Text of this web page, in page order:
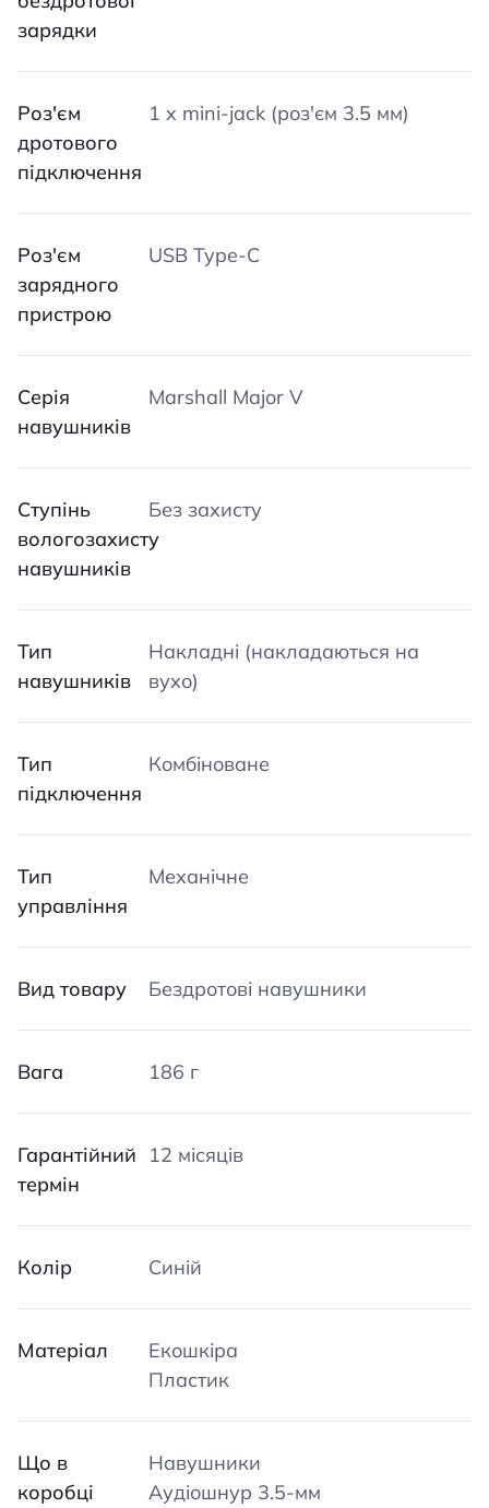
зарядки
Роз'єм
дротового
підключення
1 x mini-jack (роз'єм 3.5 мм)
Роз'єм
зарядного
пристрою
USB Type-C
Серія
навушників
Marshall Major V
Ступінь
вологозахисту
навушників
Без захисту
Тип
навушників
Накладні (накладаються на
вухо)
Тип
підключення
Комбіноване
Тип
управління
Механічне
Вид товару Бездротові навушники
Вага 186 г
Гарантійний
термін
12 місяців
Колір Синій
Матеріал
Екошкіра
Пластик
Що в
коробці
Навушники
Аудіошнур 3.5-мм